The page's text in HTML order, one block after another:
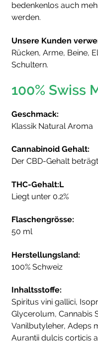
bedenkenlos auch
werden.
Unsere Kunden
Rücken, Arme, Beine,
Schultern.
100% Swiss
Geschmack:
Klassik Natural Aroma
Cannabinoid Gehalt:
Der CBD-Gehalt
THC-Gehalt:L
Liegt unter 0.2%
Flaschengrösse:
50 ml
Herstellungsland:
100% Schweiz
Inhaltsstoffe:
Spiritus vini gallici,
Glycerolum, Cannabis
Vanilbutyleher, Adeps
Aurantii dulcis corticis